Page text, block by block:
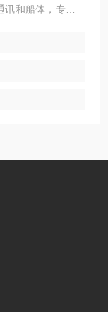
和船体，专为河